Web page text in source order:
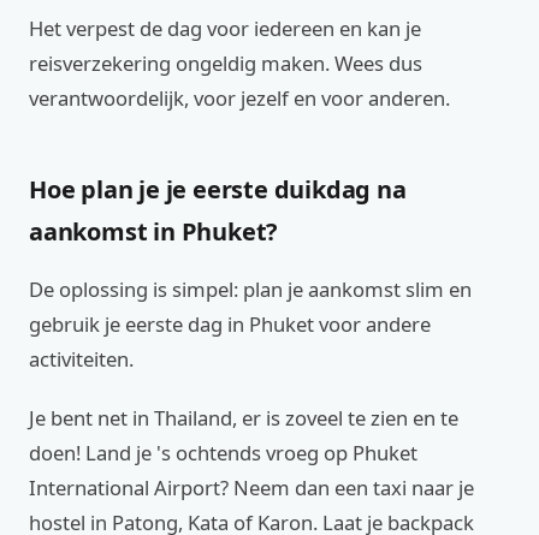
Het verpest de dag voor iedereen en kan je
reisverzekering ongeldig maken. Wees dus
verantwoordelijk, voor jezelf en voor anderen.
Hoe plan je je eerste duikdag na
aankomst in Phuket?
De oplossing is simpel: plan je aankomst slim en
gebruik je eerste dag in Phuket voor andere
activiteiten.
Je bent net in Thailand, er is zoveel te zien en te
doen! Land je 's ochtends vroeg op Phuket
International Airport? Neem dan een taxi naar je
hostel in Patong, Kata of Karon. Laat je backpack